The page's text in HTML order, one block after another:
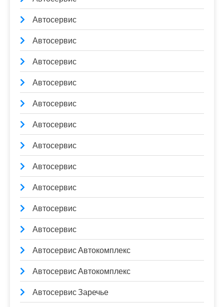
Автосервис
Автосервис
Автосервис
Автосервис
Автосервис
Автосервис
Автосервис
Автосервис
Автосервис
Автосервис
Автосервис
Автосервис Автокомплекс
Автосервис Автокомплекс
Автосервис Заречье